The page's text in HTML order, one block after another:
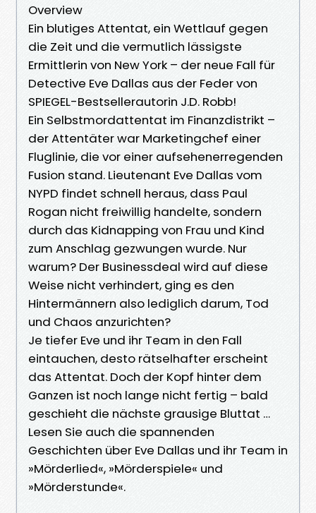
Overview
Ein blutiges Attentat, ein Wettlauf gegen
die Zeit und die vermutlich lässigste
Ermittlerin von New York – der neue Fall für
Detective Eve Dallas aus der Feder von
SPIEGEL-Bestsellerautorin J.D. Robb!
Ein Selbstmordattentat im Finanzdistrikt –
der Attentäter war Marketingchef einer
Fluglinie, die vor einer aufsehenerregenden
Fusion stand. Lieutenant Eve Dallas vom
NYPD findet schnell heraus, dass Paul
Rogan nicht freiwillig handelte, sondern
durch das Kidnapping von Frau und Kind
zum Anschlag gezwungen wurde. Nur
warum? Der Businessdeal wird auf diese
Weise nicht verhindert, ging es den
Hintermännern also lediglich darum, Tod
und Chaos anzurichten?
Je tiefer Eve und ihr Team in den Fall
eintauchen, desto rätselhafter erscheint
das Attentat. Doch der Kopf hinter dem
Ganzen ist noch lange nicht fertig – bald
geschieht die nächste grausige Bluttat …
Lesen Sie auch die spannenden
Geschichten über Eve Dallas und ihr Team in
»Mörderlied«, »Mörderspiele« und
»Mörderstunde«.